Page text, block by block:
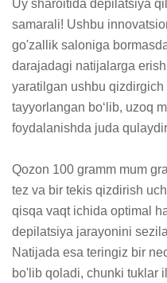
Uy sharoitida depilatsiya
samarali! Ushbu
go'zallik saloniga
darajadagi natijalarga
yaratilgan ushbu
tayyorlangan bo‘lib, uzoq
foydalanishda juda
Qozon 100 gramm mum
tez va bir tekis qizdirish
qisqa vaqt ichida optimal
depilatsiya jarayonini
Natijada esa teringiz bir
bo'lib qoladi, chunki tuklar